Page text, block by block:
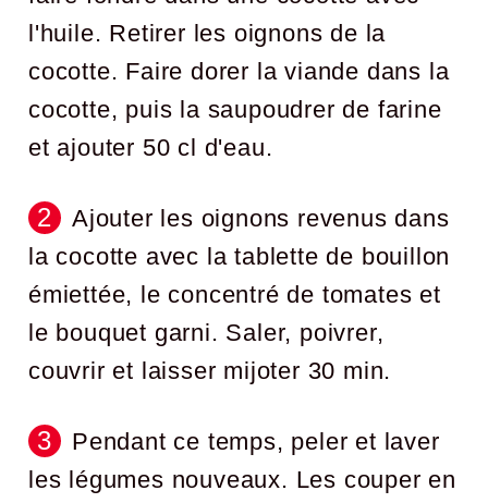
l'huile. Retirer les oignons de la
cocotte. Faire dorer la viande dans la
cocotte, puis la saupoudrer de farine
et ajouter 50 cl d'eau.
Ajouter les oignons revenus dans
la cocotte avec la tablette de bouillon
émiettée, le concentré de tomates et
le bouquet garni. Saler, poivrer,
couvrir et laisser mijoter 30 min.
Pendant ce temps, peler et laver
les légumes nouveaux. Les couper en